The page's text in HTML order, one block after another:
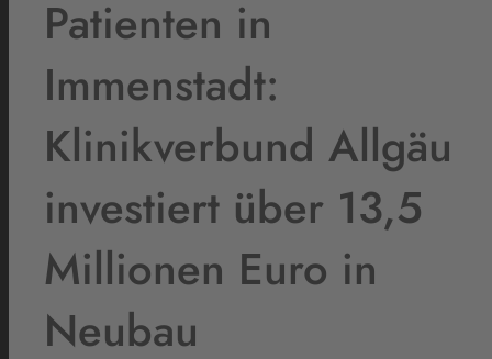
Patienten in
Immenstadt:
Klinikverbund Allgäu
investiert über 13,5
Millionen Euro in
Neubau